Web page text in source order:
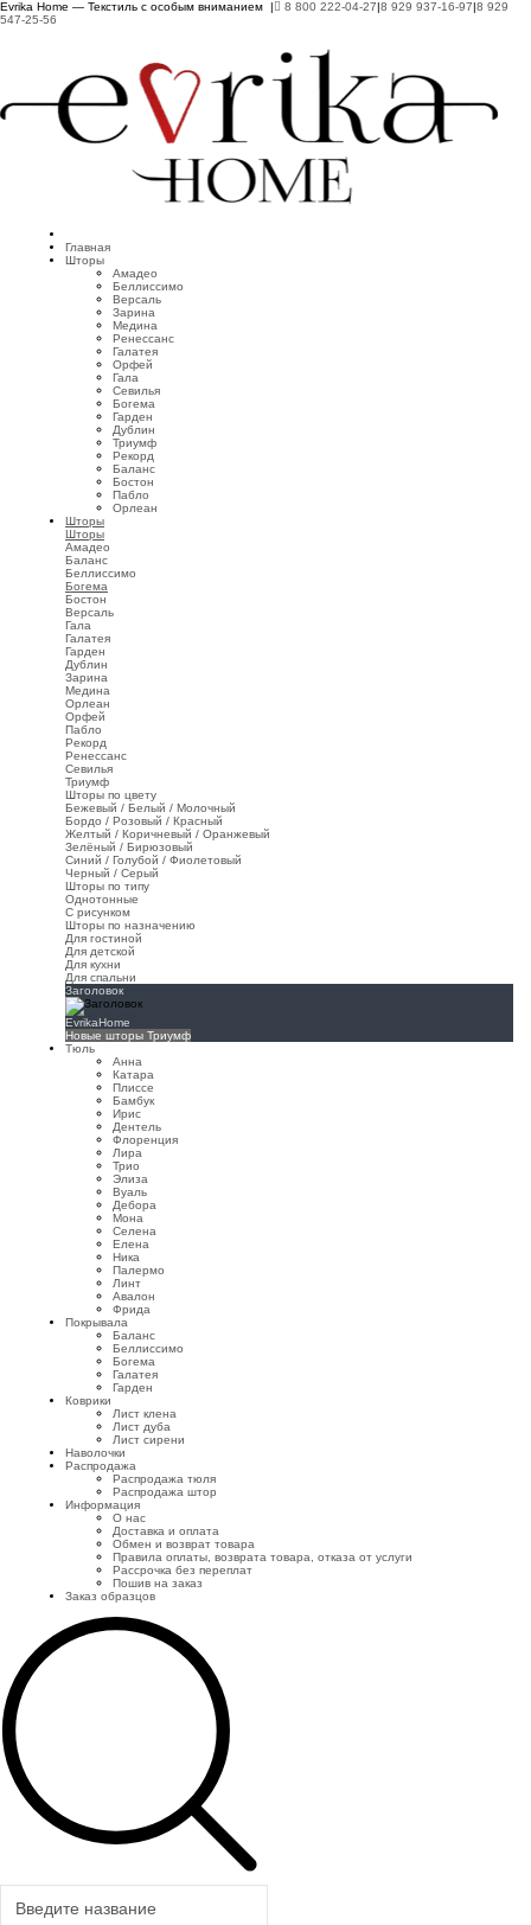
Evrika Home — Текстиль с особым вниманием | 8 800 222-04-27|8 929 937-16-97|8 929
547-25-56
Главная
Шторы
Амадео
Беллиссимо
Версаль
Зарина
Медина
Ренессанс
Галатея
Орфей
Гала
Севилья
Богема
Гарден
Дублин
Триумф
Рекорд
Баланс
Бостон
Пабло
Орлеан
Шторы
Шторы
Амадео
Баланс
Беллиссимо
Богема
Бостон
Версаль
Гала
Галатея
Гарден
Дублин
Зарина
Медина
Орлеан
Орфей
Пабло
Рекорд
Ренессанс
Севилья
Триумф
Шторы по цвету
Бежевый / Белый / Молочный
Бордо / Розовый / Красный
Желтый / Коричневый / Оранжевый
Зелёный / Бирюзовый
Синий / Голубой / Фиолетовый
Черный / Серый
Шторы по типу
Однотонные
С рисунком
Шторы по назначению
Для гостиной
Для детской
Для кухни
Для спальни
Заголовок
EvrikaHome
Новые шторы Триумф
Тюль
Анна
Катара
Плиссе
Бамбук
Ирис
Дентель
Флоренция
Лира
Трио
Элиза
Вуаль
Дебора
Мона
Селена
Елена
Ника
Палермо
Линт
Авалон
Фрида
Покрывала
Баланс
Беллиссимо
Богема
Галатея
Гарден
Коврики
Лист клена
Лист дуба
Лист сирени
Наволочки
Распродажа
Распродажа тюля
Распродажа штор
Информация
О нас
Доставка и оплата
Обмен и возврат товара
Правила оплаты, возврата товара, отказа от услуги
Рассрочка без переплат
Пошив на заказ
Заказ образцов